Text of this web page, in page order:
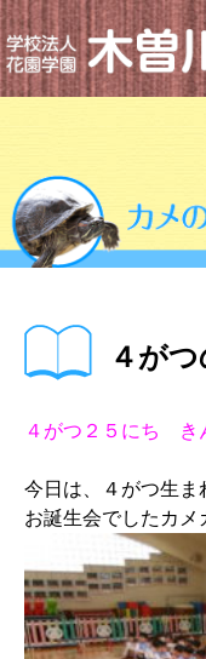
４が
４がつ２５にち き
今日は、４がつ生ま
お誕生会でしたカ